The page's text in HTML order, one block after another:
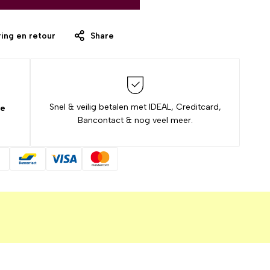
en retour Share
Snel & veilig betalen met IDEAL, Creditcard,
Bancontact & nog veel meer.